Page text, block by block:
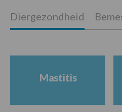
Diergezondheid
Mastitis